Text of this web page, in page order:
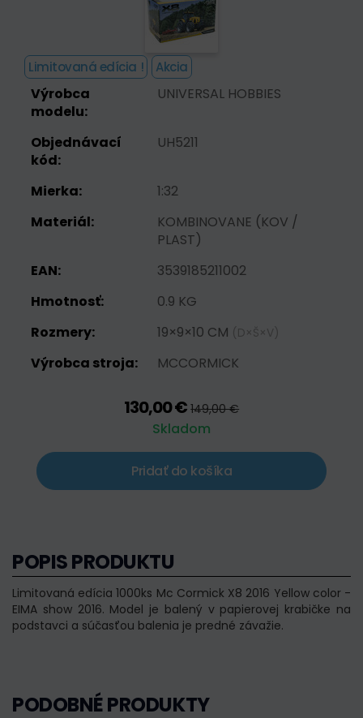
Limitovaná edícia ! Akcia
Výrobca
modelu:
UNIVERSAL HOBBIES
Objednávací
kód:
UH5211
Mierka:
1:32
Materiál:
KOMBINOVANE (KOV /
PLAST)
EAN:
3539185211002
Hmotnosť:
0.9 KG
Rozmery:
19×9×10 CM (D×Š×V)
Výrobca stroja: MCCORMICK
130,00 € 149,00 €
Skladom
Pridať do košíka
POPIS PRODUKTU
Limitovaná edícia 1000ks Mc Cormick X8 2016 Yellow color -
EIMA show 2016. Model je balený v papierovej krabičke na
podstavci a súčasťou balenia je predné závažie.
PODOBNÉ PRODUKTY